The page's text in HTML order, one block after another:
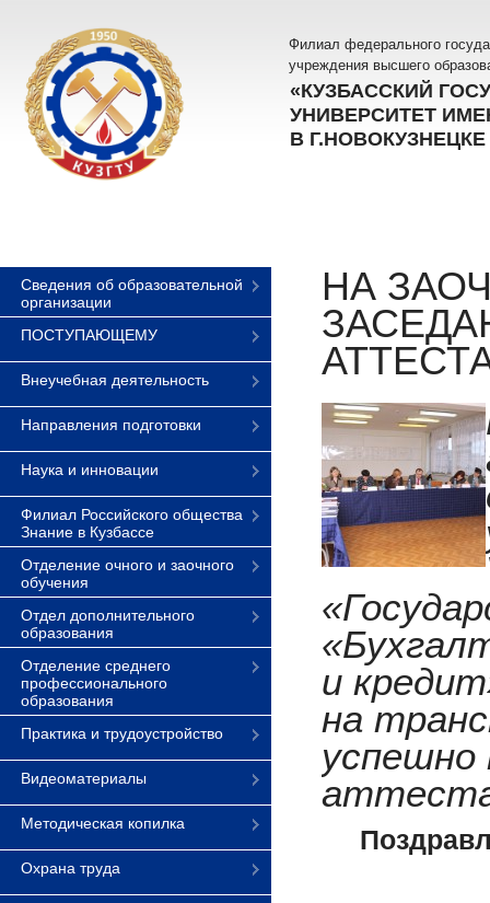
Филиал федерального
учреждения высшего
«КУЗБАССКИЙ
УНИВЕРСИТЕТ
В Г.НОВОКУЗНЕЦКЕ
Сведения об образовательной
организации
ПОСТУПАЮЩЕМУ
Внеучебная деятельность
Направления подготовки
Наука и инновации
Филиал Российского общества
Знание в Кузбассе
Отделение очного и заочного
обучения
Отдел дополнительного
образования
Отделение среднего
профессионального
образования
Практика и трудоустройство
Видеоматериалы
Методическая копилка
Охрана труда
НА
и
на
успешно